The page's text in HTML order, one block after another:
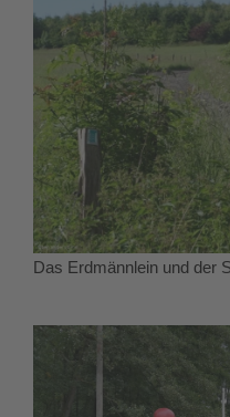
Das Erdmännlein und der